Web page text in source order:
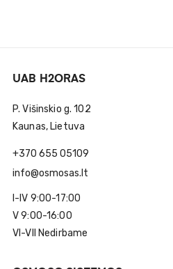
UAB H2ORAS
P. Višinskio g. 102
Kaunas, Lietuva
+370 655 05109
info@osmosas.lt
I-IV 9:00-17:00
V 9:00-16:00
VI-VII Nedirbame